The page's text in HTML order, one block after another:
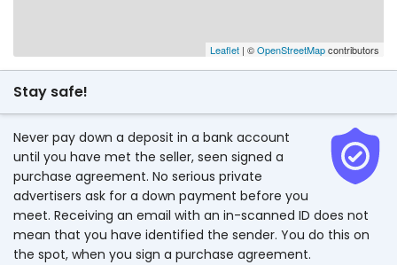
Leaflet | ©OpenStreetMapcontributors
Stay safe!
Never pay down a deposit in a bank account
until you have met the seller, seen signed a
purchase agreement. No serious private
advertisers ask for a down payment before you
meet. Receiving an email with an in-scanned ID does not
mean that you have identified the sender. You do this on
the spot, when you sign a purchase agreement.